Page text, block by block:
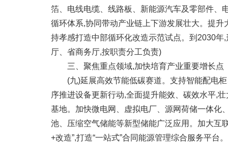
箔、电线电缆、线路板、新能源汽车及零部件、
循环体系,协同带动产业链上下游发展壮大。提
持孝感打造中部循环化改造示范试点。到2030
厅、省商务厅,按职责分工负责)
三、聚焦重点领域,加快培育产业重要增长点
(九)延展高效节能低碳赛道。支持智能配电柜
序推进设备更新行动,全面提升能效、碳效水平,
基地。加快微电网、虚拟电厂、源网荷储一体化
池、压缩空气储能等新型储能广泛应用。加大互
+改造”,打造“一站式”合同能源管理综合服务平